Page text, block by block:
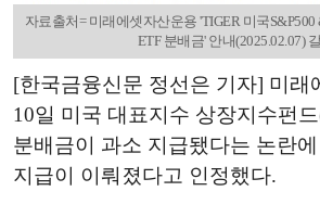
자료출처= 미래에셋자산운용 'TIGER 미국
ETF 분배금' 안내(2025.02.07)
[한국금융신문 정선은 기자] 미래
10일 미국 대표지수 상장지수펀
분배금이 과소 지급됐다는 논란
지급이 이뤄졌다고 인정했다.